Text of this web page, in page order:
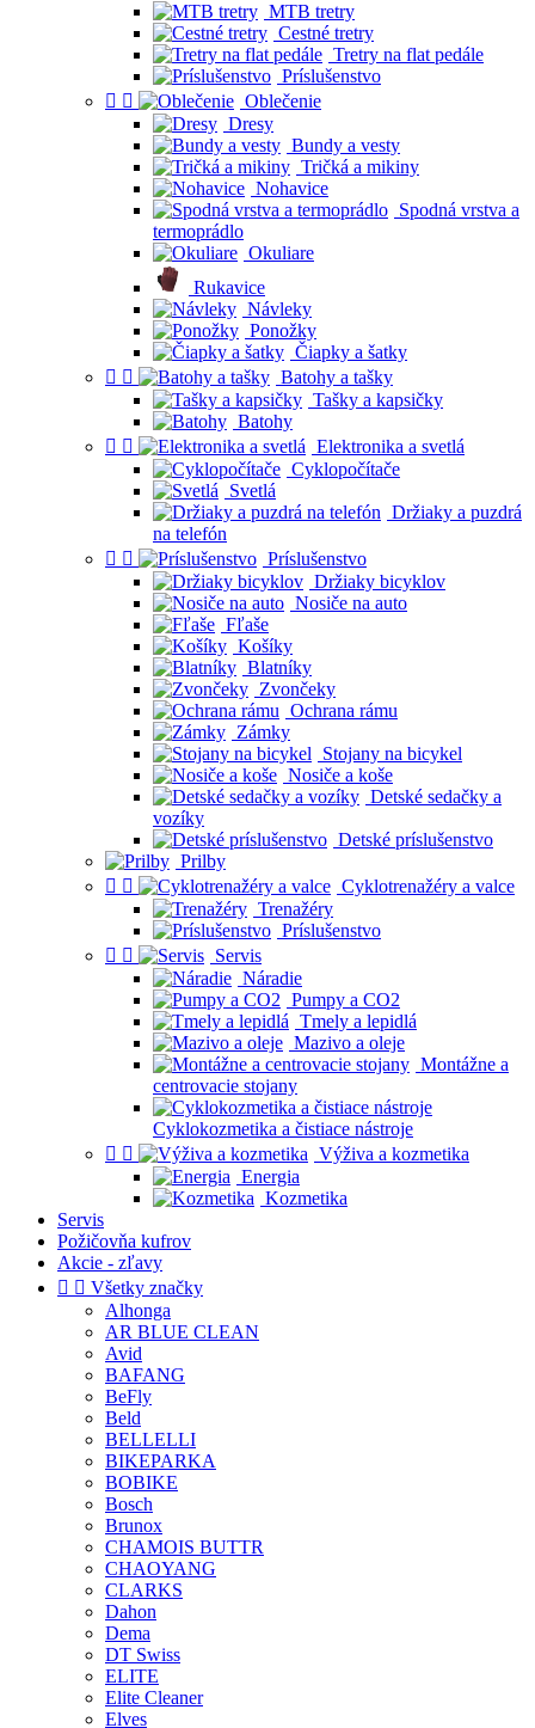
MTB tretry
Cestné tretry
Tretry na flat pedále
Príslušenstvo
 
Oblečenie
Dresy
Bundy a vesty
Tričká a mikiny
Nohavice
Spodná vrstva a
termoprádlo
Okuliare
Rukavice
Návleky
Ponožky
Čiapky a šatky
 
Batohy a tašky
Tašky a kapsičky
Batohy
 
Elektronika a svetlá
Cyklopočítače
Svetlá
Držiaky a puzdrá
na telefón
 
Príslušenstvo
Držiaky bicyklov
Nosiče na auto
Fľaše
Košíky
Blatníky
Zvončeky
Ochrana rámu
Zámky
Stojany na bicykel
Nosiče a koše
Detské sedačky a
vozíky
Detské príslušenstvo
Prilby
 
Cyklotrenažéry a valce
Trenažéry
Príslušenstvo
 
Servis
Náradie
Pumpy a CO2
Tmely a lepidlá
Mazivo a oleje
Montážne a
centrovacie stojany
Cyklokozmetika a čistiace nástroje
 
Výživa a kozmetika
Energia
Kozmetika
Servis
Požičovňa kufrov
Akcie - zľavy
  Všetky značky
Alhonga
AR BLUE CLEAN
Avid
BAFANG
BeFly
Beld
BELLELLI
BIKEPARKA
BOBIKE
Bosch
Brunox
CHAMOIS BUTTR
CHAOYANG
CLARKS
Dahon
Dema
DT Swiss
ELITE
Elite Cleaner
Elves